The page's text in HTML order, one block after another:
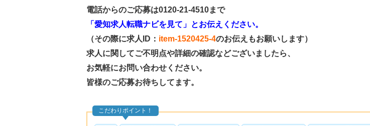
電話からのご応募は0120-21-4510まで
「愛知求人転職ナビを見て」 とお伝えください。
（その際に求人ID： item-1520425-4のお伝えもお願いします）
求人に関してご不明点や詳細の確認などございましたら、
お気軽にお問い合わせください。
皆様のご応募お待ちしてます。
こだわりポイント！